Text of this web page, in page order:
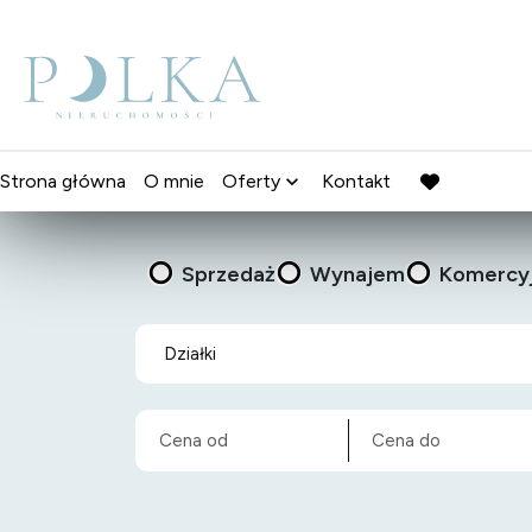
Strona główna O mnie Oferty Kontakt
favorite
Sprzedaż Wynajem